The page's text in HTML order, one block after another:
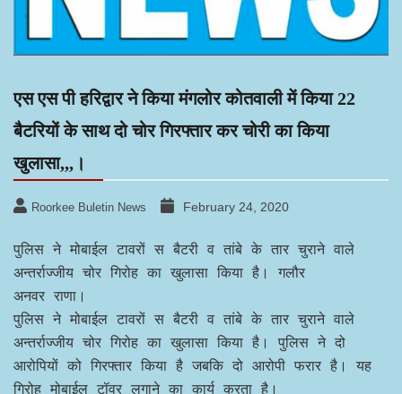
एस एस पी हरिद्वार ने किया मंगलोर कोतवाली में किया 22
बैटरियों के साथ दो चोर गिरफ्तार कर चोरी का किया
खुलासा,,,।
Roorkee Buletin News February 24, 2020
पुलिस ने मोबाईल टावरों स बैटरी व तांबे के तार चुराने वाले
अन्तर्राज्जीय चोर गिरोह का खुलासा किया है। गलौर
अनवर राणा।
पुलिस ने मोबाईल टावरों स बैटरी व तांबे के तार चुराने वाले
अन्तर्राज्जीय चोर गिरोह का खुलासा किया है। पुलिस ने दो
आरोपियों को गिरफ्तार किया है जबकि दो आरोपी फरार है। यह
गिरोह मोबाईल टॉवर लगाने का कार्य करता है।